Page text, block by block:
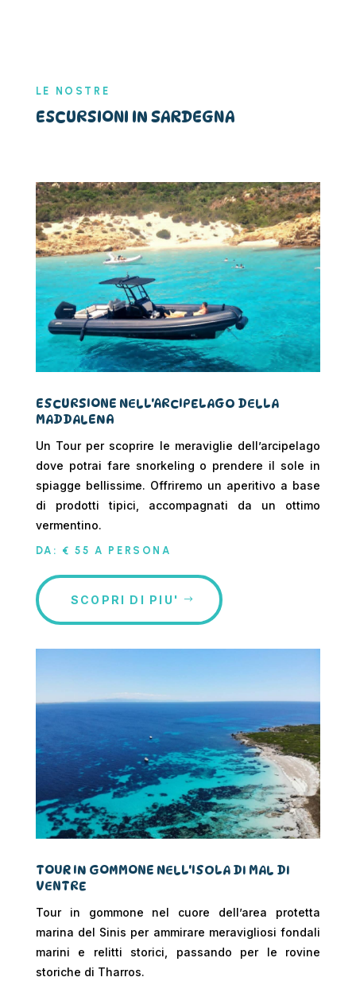
LE NOSTRE
ESCURSIONI IN SARDEGNA
ESCURSIONE NELL'ARCIPELAGO DELLA
MADDALENA
Un Tour per scoprire le meraviglie dell’arcipelago
dove potrai fare snorkeling o prendere il sole in
spiagge bellissime. Offriremo un aperitivo a base
di prodotti tipici, accompagnati da un ottimo
vermentino.
DA: € 55 A PERSONA
SCOPRI DI PIU'
TOUR IN GOMMONE NELL'ISOLA DI MAL DI
VENTRE
Tour in gommone nel cuore dell’area protetta
marina del Sinis per ammirare meravigliosi fondali
marini e relitti storici, passando per le rovine
storiche di Tharros.